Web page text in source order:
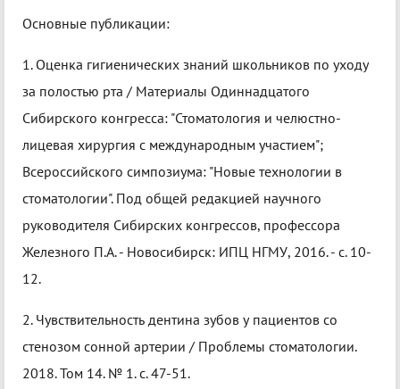
Основные публикации:
1. Оценка гигиенических знаний школьников по уходу
за полостью рта / Материалы Одиннадцатого
Сибирского конгресса: "Стоматология и челюстно-
лицевая хирургия с международным участием";
Всероссийского симпозиума: "Новые технологии в
стоматологии". Под общей редакцией научного
руководителя Сибирских конгрессов, профессора
Железного П.А. - Новосибирск: ИПЦ НГМУ, 2016. - с. 10-
12.
2. Чувствительность дентина зубов у пациентов со
стенозом сонной артерии / Проблемы стоматологии.
2018. Том 14. № 1. с. 47-51.